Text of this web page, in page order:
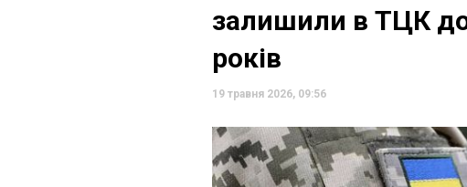
залишили в ТЦК
років
19 травня 2026, 09:56